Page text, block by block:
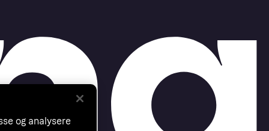
og analysere